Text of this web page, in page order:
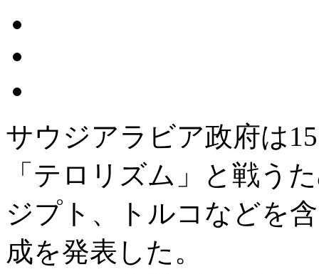
サウジアラビア政府は
「テロリズム」と戦う
ジプト、トルコなどを
成を発表した。